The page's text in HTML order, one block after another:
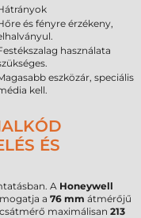
és fényre érzékeny,
használata
eszközár, speciális
kell.
ÉS
A Honeywell
a 76 mm átmérőjű
maximálisan 213